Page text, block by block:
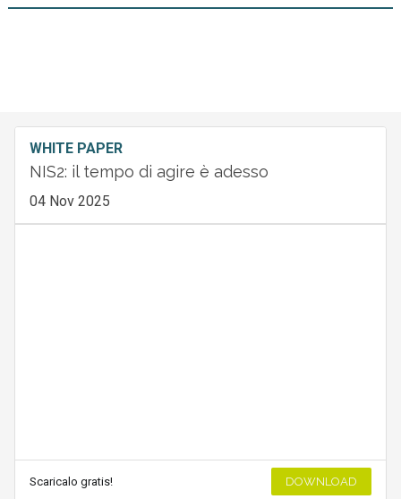
WHITE PAPER
NIS2: il tempo di agire è adesso
04 Nov 2025
Scaricalo gratis! DOWNLOAD